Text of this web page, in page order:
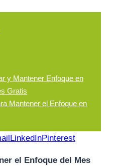
y Mantener Enfoque en
Gratis
Mantener el Enfoque en
LinkedInPinterest
el Enfoque del Mes